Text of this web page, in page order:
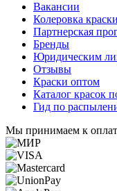
Вакансии
Колеровка краски
Партнерская
Бренды
Юридическим
Отзывы
Краски оптом
Каталог красок
Гид по
Мы принимаем к